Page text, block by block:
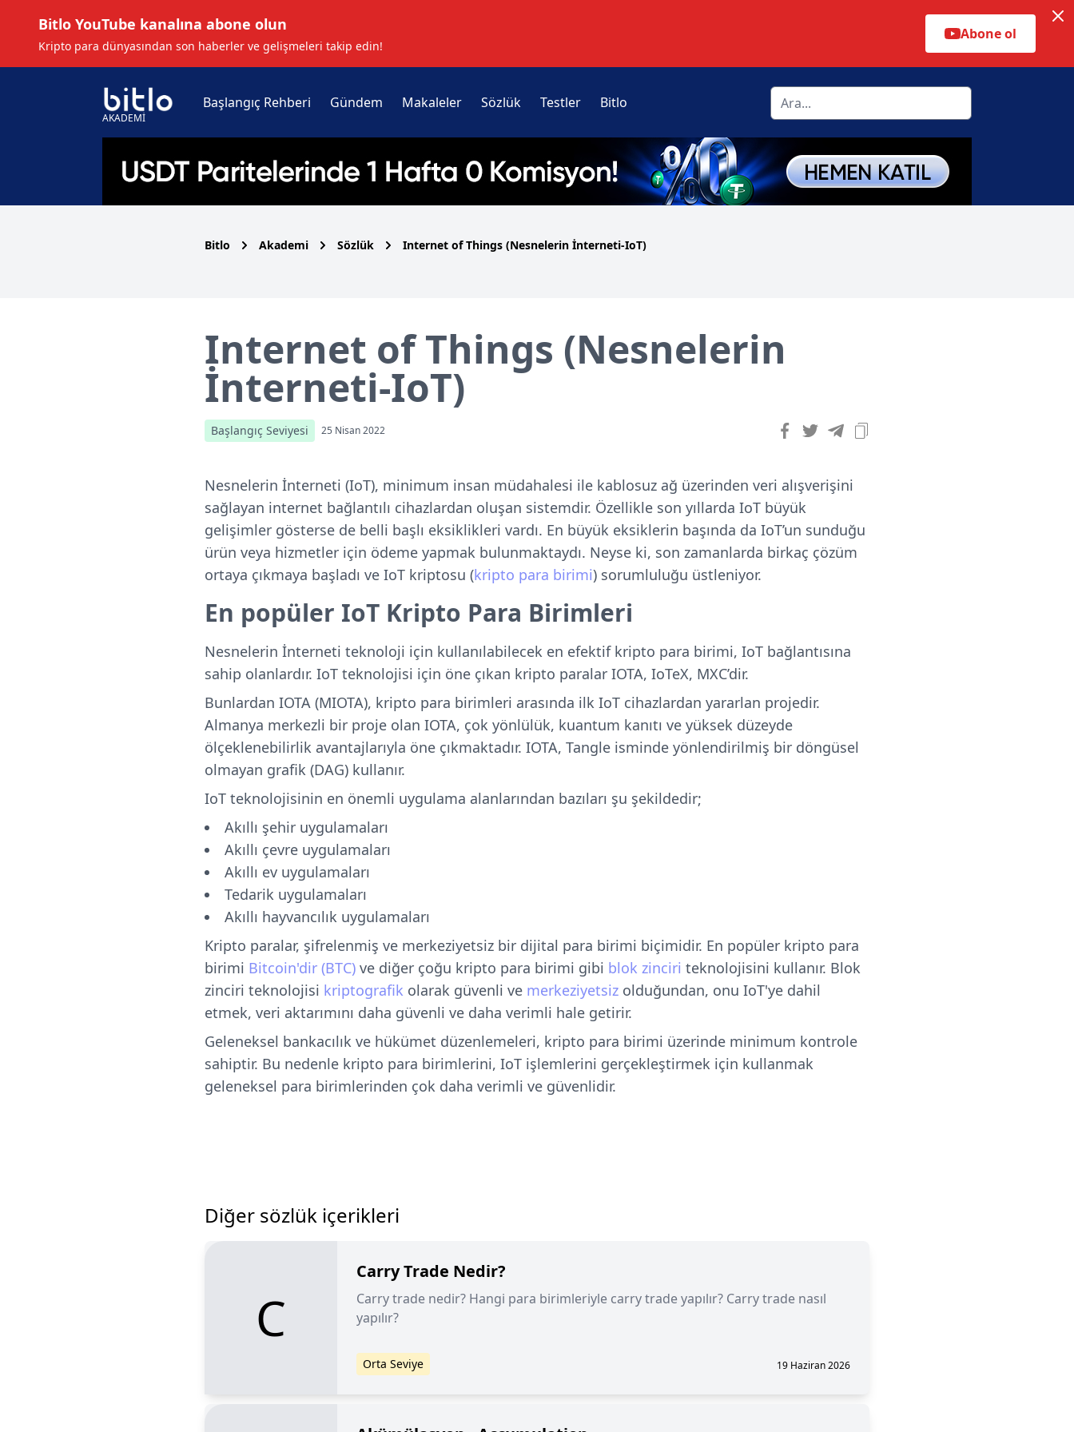
Bitlo YouTube kanalına abone olun
Kripto para dünyasından son haberler ve gelişmeleri takip edin!
Abone ol
AKADEMİ
Başlangıç Rehberi Gündem Makaleler Sözlük Testler Bitlo
Bitlo Akademi Sözlük Internet of Things (Nesnelerin İnterneti-IoT)
Internet of Things (Nesnelerin
İnterneti-IoT)
Başlangıç Seviyesi 25 Nisan 2022
Nesnelerin İnterneti (IoT), minimum insan müdahalesi ile kablosuz ağ üzerinden veri alışverişini
sağlayan internet bağlantılı cihazlardan oluşan sistemdir. Özellikle son yıllarda IoT büyük
gelişimler gösterse de belli başlı eksiklikleri vardı. En büyük eksiklerin başında da IoT’un sunduğu
ürün veya hizmetler için ödeme yapmak bulunmaktaydı. Neyse ki, son zamanlarda birkaç çözüm
ortaya çıkmaya başladı ve IoT kriptosu (kripto para birimi) sorumluluğu üstleniyor.
En popüler IoT Kripto Para Birimleri
Nesnelerin İnterneti teknoloji için kullanılabilecek en efektif kripto para birimi, IoT bağlantısına
sahip olanlardır. IoT teknolojisi için öne çıkan kripto paralar IOTA, IoTeX, MXC’dir.
Bunlardan IOTA (MIOTA), kripto para birimleri arasında ilk IoT cihazlardan yararlan projedir.
Almanya merkezli bir proje olan IOTA, çok yönlülük, kuantum kanıtı ve yüksek düzeyde
ölçeklenebilirlik avantajlarıyla öne çıkmaktadır. IOTA, Tangle isminde yönlendirilmiş bir döngüsel
olmayan grafik (DAG) kullanır.
IoT teknolojisinin en önemli uygulama alanlarından bazıları şu şekildedir;
Akıllı şehir uygulamaları
Akıllı çevre uygulamaları
Akıllı ev uygulamaları
Tedarik uygulamaları
Akıllı hayvancılık uygulamaları
Kripto paralar, şifrelenmiş ve merkeziyetsiz bir dijital para birimi biçimidir. En popüler kripto para
birimi Bitcoin'dir (BTC) ve diğer çoğu kripto para birimi gibi blok zinciri teknolojisini kullanır. Blok
zinciri teknolojisi kriptografik olarak güvenli ve merkeziyetsiz olduğundan, onu IoT'ye dahil
etmek, veri aktarımını daha güvenli ve daha verimli hale getirir.
Geleneksel bankacılık ve hükümet düzenlemeleri, kripto para birimi üzerinde minimum kontrole
sahiptir. Bu nedenle kripto para birimlerini, IoT işlemlerini gerçekleştirmek için kullanmak
geleneksel para birimlerinden çok daha verimli ve güvenlidir.
Diğer sözlük içerikleri
C
Carry Trade Nedir?
Carry trade nedir? Hangi para birimleriyle carry trade yapılır? Carry trade nasıl
yapılır?
Orta Seviye 19 Haziran 2026